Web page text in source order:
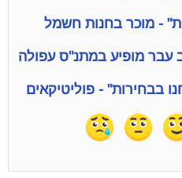
- מוכר בחנות חשמל
עבר מופיע במתנ"ס עפולה
בבחירות" - פוליטיקאים